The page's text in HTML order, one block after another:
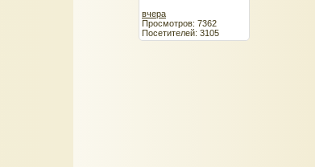
вчера
Просмотров: 7362
Посетителей: 3105